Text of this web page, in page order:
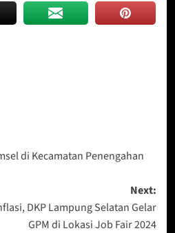
di Kecamatan Penengahan
Next:
DKP Lampung Selatan Gelar
GPM di Lokasi Job Fair 2024